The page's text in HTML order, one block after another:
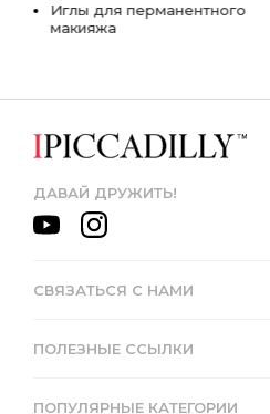
Иглы для перманентного
макияжа
ДАВАЙ ДРУЖИТЬ!
СВЯЗАТЬСЯ С НАМИ
ПОЛЕЗНЫЕ ССЫЛКИ
ПОПУЛЯРНЫЕ КАТЕГОРИИ